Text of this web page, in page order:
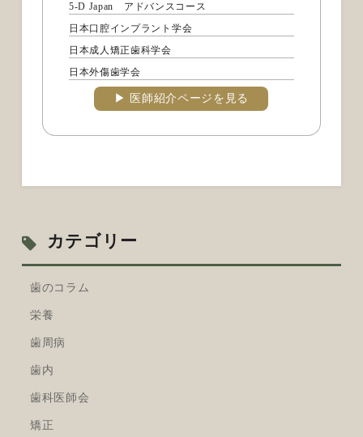
5-D Japan アドバンスコース
日本口腔インプラント学会
日本成人矯正歯科学会
日本外傷歯学会
▶︎ 医師紹介ページを見る
カテゴリー
歯のコラム
栄養
歯周病
歯内
歯科医師会
矯正